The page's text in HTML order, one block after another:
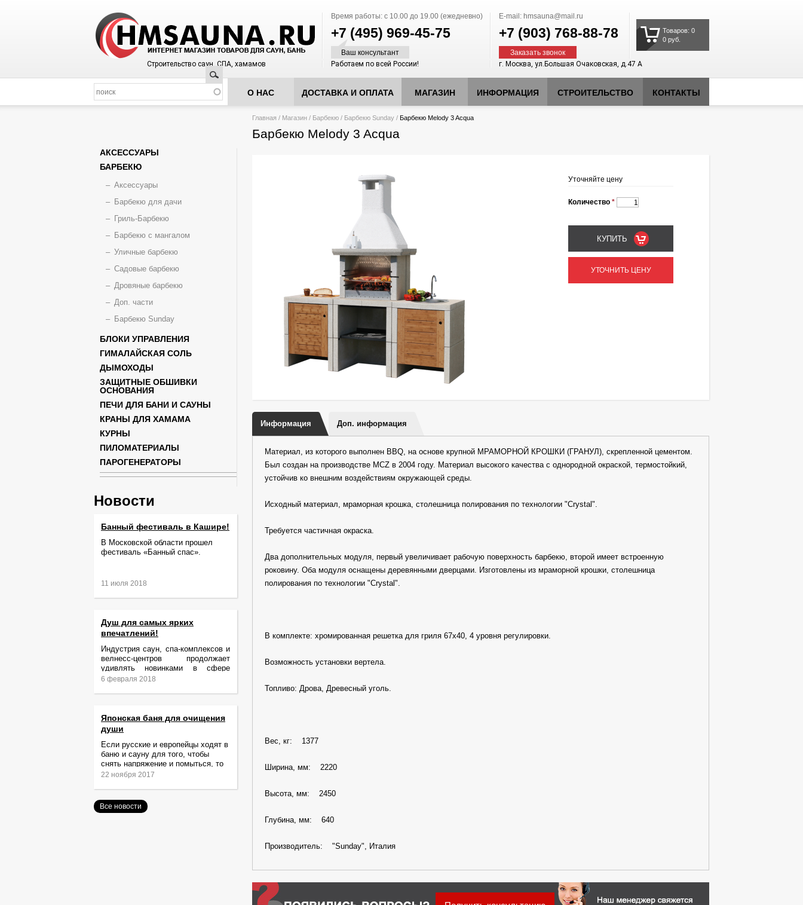
Время работы: с 10.00 до 19.00 (ежедневно)
+7 (495) 969-45-75
Ваш консультант
E-mail: hmsauna@mail.ru
+7 (903) 768-88-78
Заказать звонок
Товаров: 0
0 руб.
Строительство саун, СПА, хамамов Работаем по всей России! г. Москва, ул.Большая Очаковская, д.47 А
Поиск
О НАС ДОСТАВКА И ОПЛАТА МАГАЗИН ИНФОРМАЦИЯ СТРОИТЕЛЬСТВО КОНТАКТЫ
Вы здесь
Главная / Магазин / Барбекю / Барбекю Sunday / Барбекю Melody 3 Acqua
Барбекю Melody 3 Acqua
Уточняйте цену
Количество *
УТОЧНИТЬ ЦЕНУ
Информация Доп. информация
Материал, из которого выполнен BBQ, на основе крупной МРАМОРНОЙ КРОШКИ (ГРАНУЛ), скрепленной цементом.
Был создан на производстве MCZ в 2004 году. Материал высокого качества с однородной окраской, термостойкий,
устойчив ко внешним воздействиям окружающей среды.
Исходный материал, мраморная крошка, столешница полирования по технологии "Crystal".
Требуется частичная окраска.
Два дополнительных модуля, первый увеличивает рабочую поверхность барбекю, второй имеет встроенную
роковину. Оба модуля оснащены деревянными дверцами. Изготовлены из мраморной крошки, столешница
полирования по технологии "Crystal".
В комплекте: хромированная решетка для гриля 67х40, 4 уровня регулировки.
Возможность установки вертела.
Топливо: Дрова, Древесный уголь.
Вес, кг: 1377
Ширина, мм: 2220
Высота, мм: 2450
Глубина, мм: 640
Производитель: "Sunday", Италия
АКСЕССУАРЫ
БАРБЕКЮ
Аксессуары
Барбекю для дачи
Гриль-Барбекю
Барбекю с мангалом
Уличные барбекю
Садовые барбекю
Дровяные барбекю
Доп. части
Барбекю Sunday
БЛОКИ УПРАВЛЕНИЯ
ГИМАЛАЙСКАЯ СОЛЬ
ДЫМОХОДЫ
ЗАЩИТНЫЕ ОБШИВКИ
ОСНОВАНИЯ
ПЕЧИ ДЛЯ БАНИ И САУНЫ
КРАНЫ ДЛЯ ХАМАМА
КУРНЫ
ПИЛОМАТЕРИАЛЫ
ПАРОГЕНЕРАТОРЫ
Новости
Банный фестиваль в Кашире!
В Московской области прошел
фестиваль «Банный спас».
11 июля 2018
Душ для самых ярких
впечатлений!
Индустрия саун, спа-комплексов и
велнесс-центров продолжает
удивлять новинками в сфере
релаксации и ухода за телом.
6 февраля 2018
Японская баня для очищения
души
Если русские и европейцы ходят в
баню и сауну для того, чтобы
снять напряжение и помыться, то
жители Японии идут туда за
22 ноября 2017
Все новости